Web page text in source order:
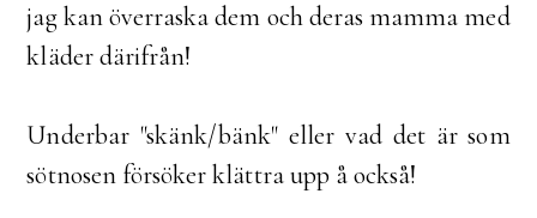
jag kan överraska dem och deras mamma med
kläder därifrån!
Underbar "skänk/bänk" eller vad det är som
sötnosen försöker klättra upp å också!